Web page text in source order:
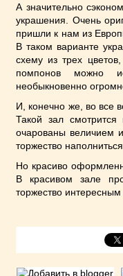
А значительно
украшения. Очень
пришли к нам из
В таком варианте
схему из трех
помпонов можно
необыкновенно
И, конечно же, во все
Такой зал
очарованы величием
торжество
Но красиво
В красивом зале
торжество